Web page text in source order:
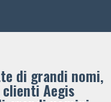
di grandi nomi,
​Aegis